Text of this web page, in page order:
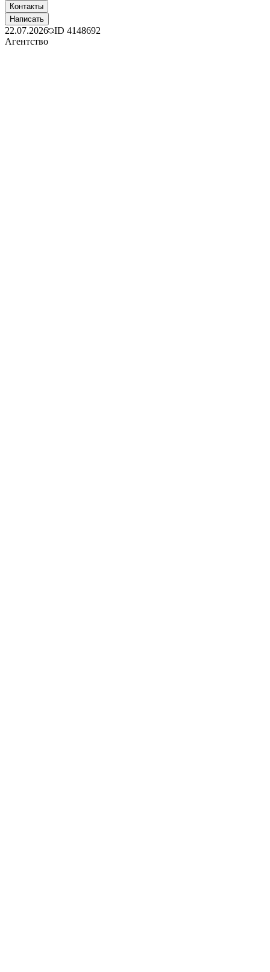
Контакты
Написать
22.07.2026 ID 4148692
Агентство